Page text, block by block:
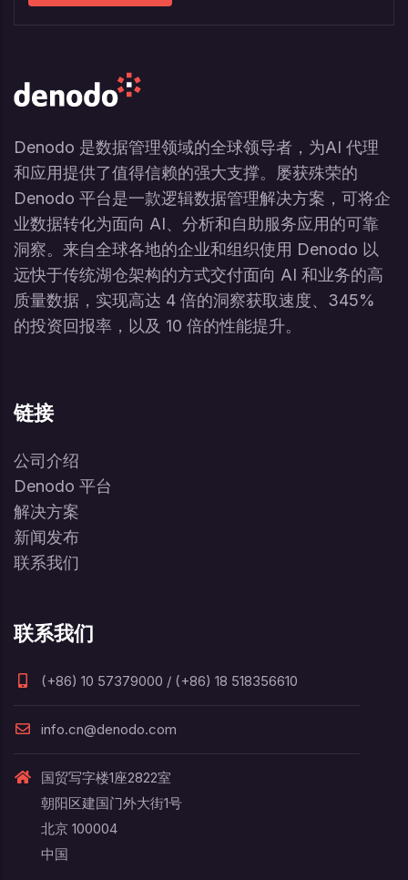
Denodo 是数据管理领域的全球领导者，为AI 代理
和应用提供了值得信赖的强大支撑。屡获殊荣的
Denodo 平台是一款逻辑数据管理解决方案，可将企
业数据转化为面向 AI、分析和自助服务应用的可靠
洞察。来自全球各地的企业和组织使用 Denodo 以
远快于传统湖仓架构的方式交付面向 AI 和业务的高
质量数据，实现高达 4 倍的洞察获取速度、345%
的投资回报率，以及 10 倍的性能提升。
链接
公司介绍
Denodo 平台
解决方案
新闻发布
联系我们
联系我们
(+86) 10 57379000 / (+86) 18 518356610
info.cn@denodo.com
国贸写字楼1座2822室
朝阳区建国门外大街1号
北京 100004
中国